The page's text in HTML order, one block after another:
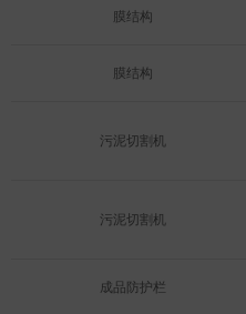
膜结构
膜结构
污泥切割机
污泥切割机
成品防护栏